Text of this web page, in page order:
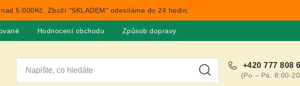
5.000Kč. Zboží "SKLADEM" odesíláme do 24 hodin.
Hodnocení obchodu Způsob dopravy
+420 777 808
(Po – Pá: 8:00-